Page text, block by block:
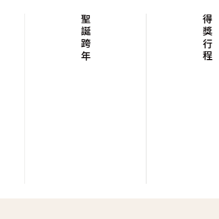
聖誕跨年 得獎行程